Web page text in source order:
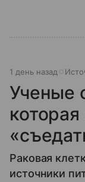
1 день назад
Ученые
Раковая
источники